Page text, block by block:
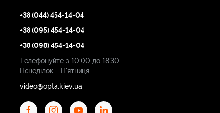
+38 (044) 454-14-04
+38 (095) 454-14-04
+38 (098) 454-14-04
Телефонуйте з 10:00 до 18:30
Понеділок – П'ятниця
video@opta.kiev.ua